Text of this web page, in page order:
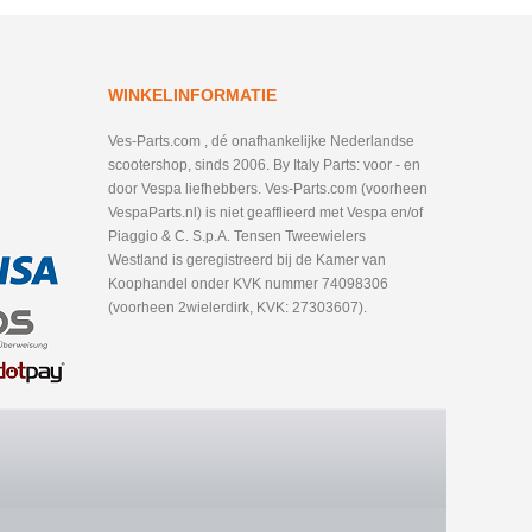
WINKELINFORMATIE
Ves-Parts.com , dé onafhankelijke Nederlandse
scootershop, sinds 2006. By Italy Parts: voor - en
door Vespa liefhebbers. Ves-Parts.com (voorheen
VespaParts.nl) is niet geafflieerd met Vespa en/of
Piaggio & C. S.p.A. Tensen Tweewielers
Westland is geregistreerd bij de Kamer van
Koophandel onder KVK nummer 74098306
(voorheen 2wielerdirk, KVK: 27303607).